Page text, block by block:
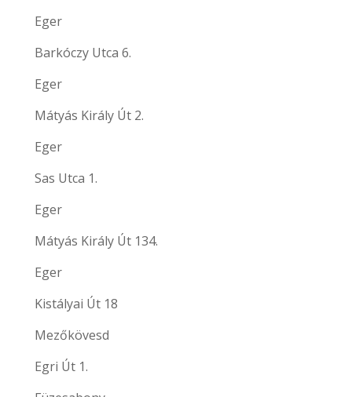
Eger
Barkóczy Utca 6.
Eger
Mátyás Király Út 2.
Eger
Sas Utca 1.
Eger
Mátyás Király Út 134.
Eger
Kistályai Út 18
Mezőkövesd
Egri Út 1.